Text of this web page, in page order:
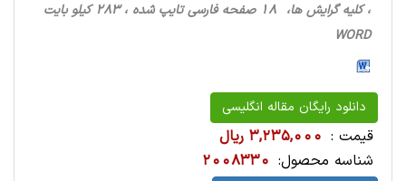
، کلیه گرایش ها، 18 صفحه فارسی تایپ شده ، 283 کیلو بایت
WORD
دانلود رایگان مقاله انگلیسی
قیمت : 3,235,000 ریال
شناسه محصول: 2008330